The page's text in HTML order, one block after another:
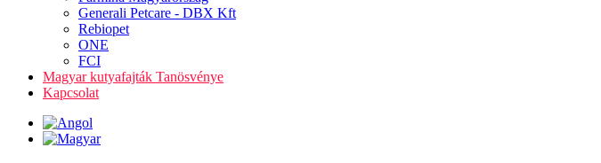
Generali Petcare - DBX Kft
Rebiopet
ONE
FCI
Magyar kutyafajták Tanösvénye
Kapcsolat